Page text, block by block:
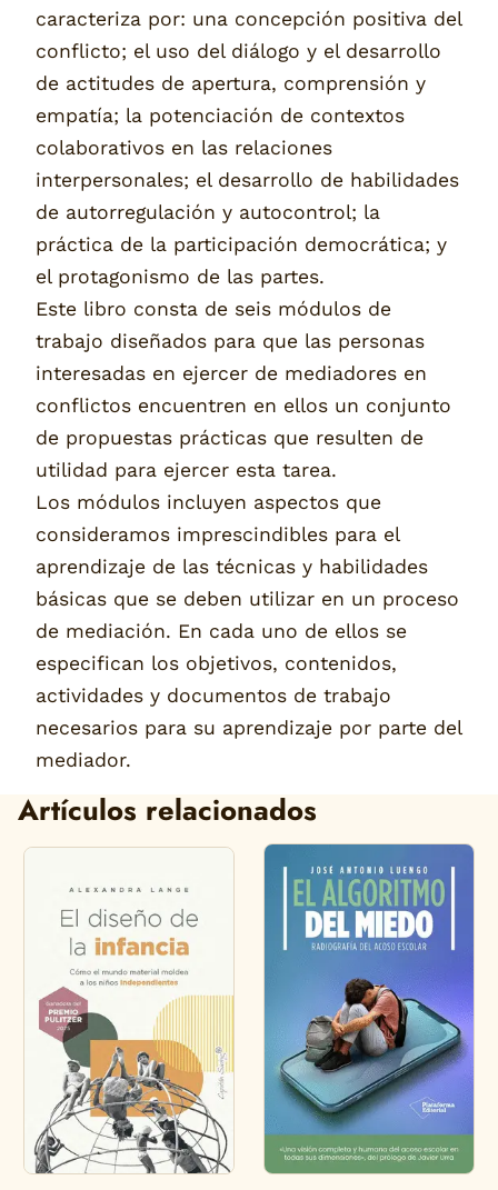
caracteriza por: una concepción positiva del
conflicto; el uso del diálogo y el desarrollo
de actitudes de apertura, comprensión y
empatía; la potenciación de contextos
colaborativos en las relaciones
interpersonales; el desarrollo de habilidades
de autorregulación y autocontrol; la
práctica de la participación democrática; y
el protagonismo de las partes.
Este libro consta de seis módulos de
trabajo diseñados para que las personas
interesadas en ejercer de mediadores en
conflictos encuentren en ellos un conjunto
de propuestas prácticas que resulten de
utilidad para ejercer esta tarea.
Los módulos incluyen aspectos que
consideramos imprescindibles para el
aprendizaje de las técnicas y habilidades
básicas que se deben utilizar en un proceso
de mediación. En cada uno de ellos se
especifican los objetivos, contenidos,
actividades y documentos de trabajo
necesarios para su aprendizaje por parte del
mediador.
Artículos relacionados